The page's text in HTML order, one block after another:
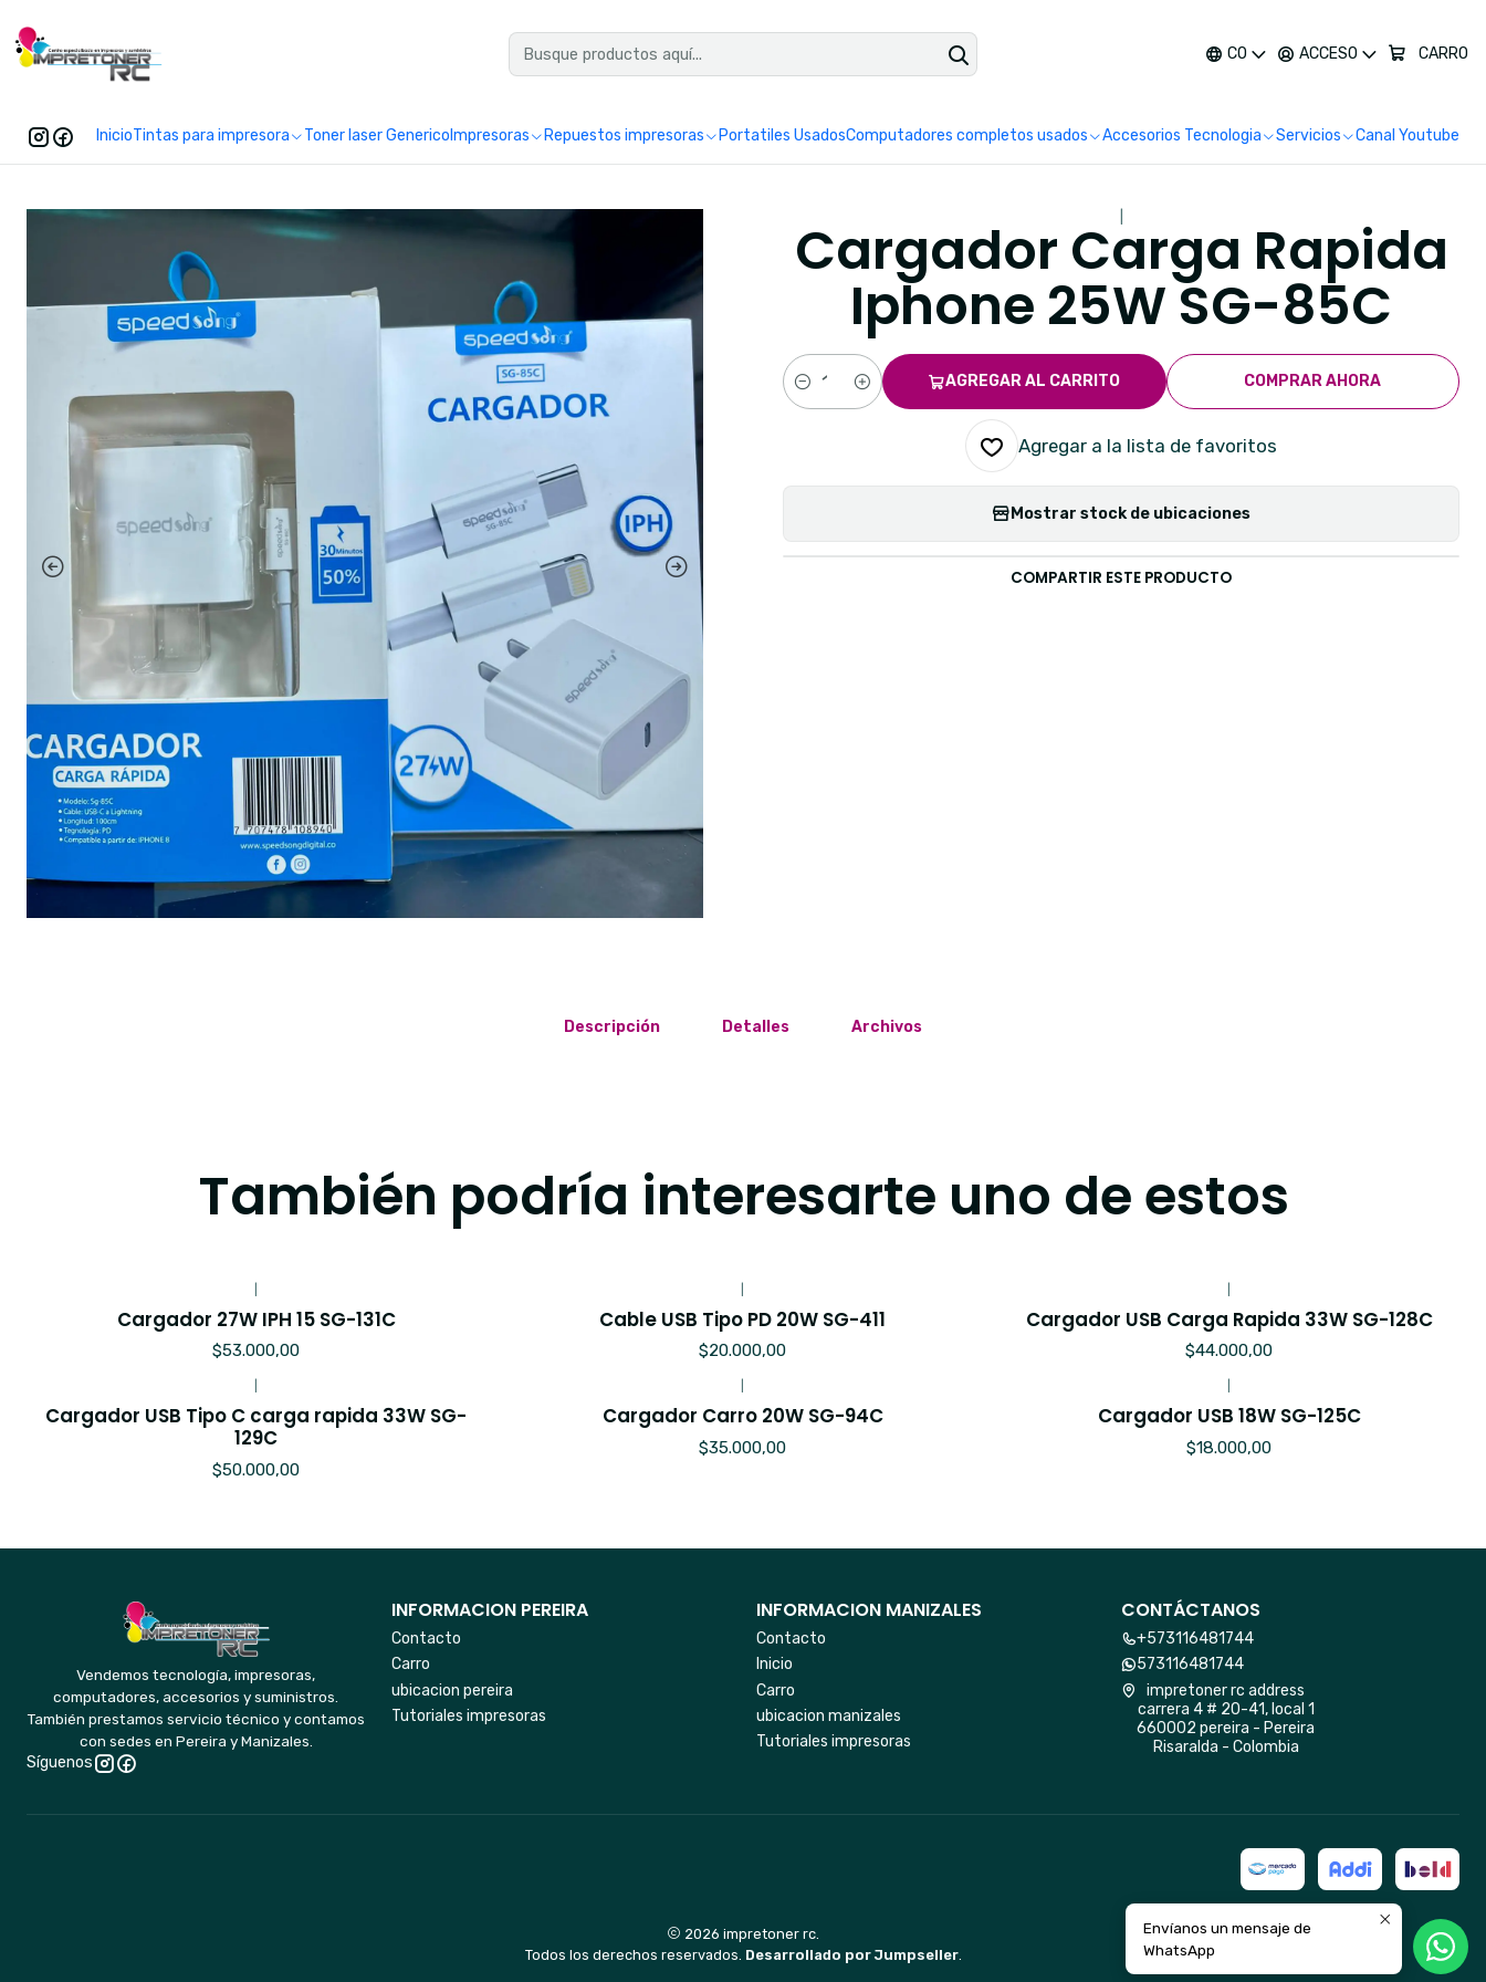
CO ACCESO CARRO
InicioTintas para impresora Toner laser Generico Impresoras Repuestos impresoras Portatiles UsadosComputadores completos usados Accesorios Tecnologia Servicios Canal Youtube
Cargador Carga Rapida
Iphone 25W SG-85C
Cantidad
AGREGAR AL CARRITO COMPRAR AHORA
Agregar a la lista de favoritos
Mostrar stock de ubicaciones
COMPARTIR ESTE PRODUCTO
Descripción Detalles Archivos
También podría interesarte uno de estos
Cargador 27W IPH 15 SG-131C
$53.000,00
Cable USB Tipo PD 20W SG-411
$20.000,00
Cargador USB Carga Rapida 33W SG-128C
$44.000,00
Cargador USB Tipo C carga rapida 33W SG-
129C
$50.000,00
Cargador Carro 20W SG-94C
$35.000,00
Cargador USB 18W SG-125C
$18.000,00
Vendemos tecnología, impresoras,
computadores, accesorios y suministros.
También prestamos servicio técnico y contamos
con sedes en Pereira y Manizales.
Síguenos
INFORMACION PEREIRA
Contacto
Carro
ubicacion pereira
Tutoriales impresoras
INFORMACION MANIZALES
Contacto
Inicio
Carro
ubicacion manizales
Tutoriales impresoras
CONTÁCTANOS
+573116481744
573116481744
impretoner rc address
carrera 4 # 20-41, local 1
660002 pereira - Pereira
Risaralda - Colombia
2026 impretoner rc.
Todos los derechos reservados. Desarrollado por Jumpseller.
Envíanos un mensaje de
WhatsApp